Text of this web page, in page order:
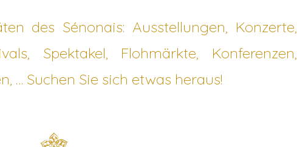
des Sénonais: Ausstellungen, Konzerte,
Spektakel, Flohmärkte, Konferenzen,
… Suchen Sie sich etwas heraus!